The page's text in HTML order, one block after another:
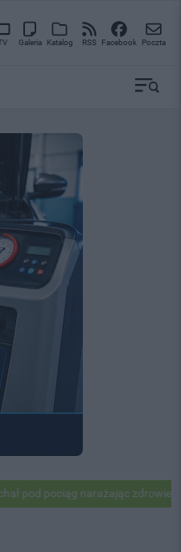
Galeria Katalog RSS Facebook Poczta
narażając zdrowie i życie ok